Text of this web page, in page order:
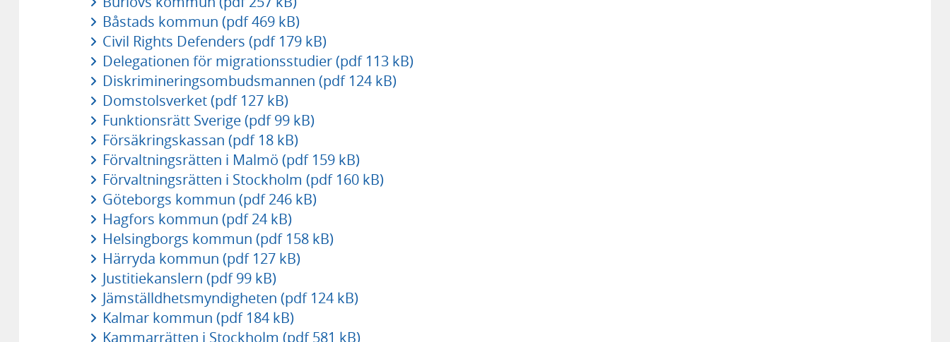
Båstads kommun (pdf 469 kB)
Civil Rights Defenders (pdf 179 kB)
Delegationen för migrationsstudier (pdf 113 kB)
Diskrimineringsombudsmannen (pdf 124 kB)
Domstolsverket (pdf 127 kB)
Funktionsrätt Sverige (pdf 99 kB)
Försäkringskassan (pdf 18 kB)
Förvaltningsrätten i Malmö (pdf 159 kB)
Förvaltningsrätten i Stockholm (pdf 160 kB)
Göteborgs kommun (pdf 246 kB)
Hagfors kommun (pdf 24 kB)
Helsingborgs kommun (pdf 158 kB)
Härryda kommun (pdf 127 kB)
Justitiekanslern (pdf 99 kB)
Jämställdhetsmyndigheten (pdf 124 kB)
Kalmar kommun (pdf 184 kB)
Kammarrätten i Stockholm (pdf 581 kB)